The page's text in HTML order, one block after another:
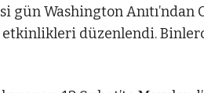
gün Washington Anıtı’ndan
etkinlikleri düzenlendi.